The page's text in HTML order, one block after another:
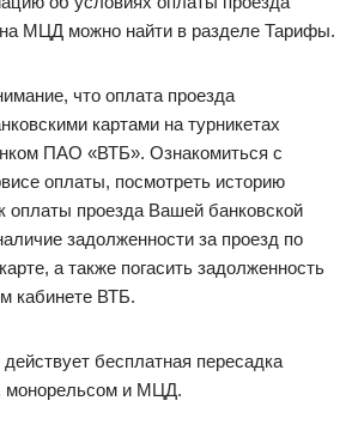
на МЦД можно найти в разделе Тарифы.
что оплата проезда
картами на турникетах
ПАО «ВТБ». Ознакомиться с
оплаты, посмотреть историю
оплаты проезда Вашей банковской
задолженности за проезд по
а также погасить задолженность
кабинете ВТБ.
бесплатная пересадка
и МЦД.